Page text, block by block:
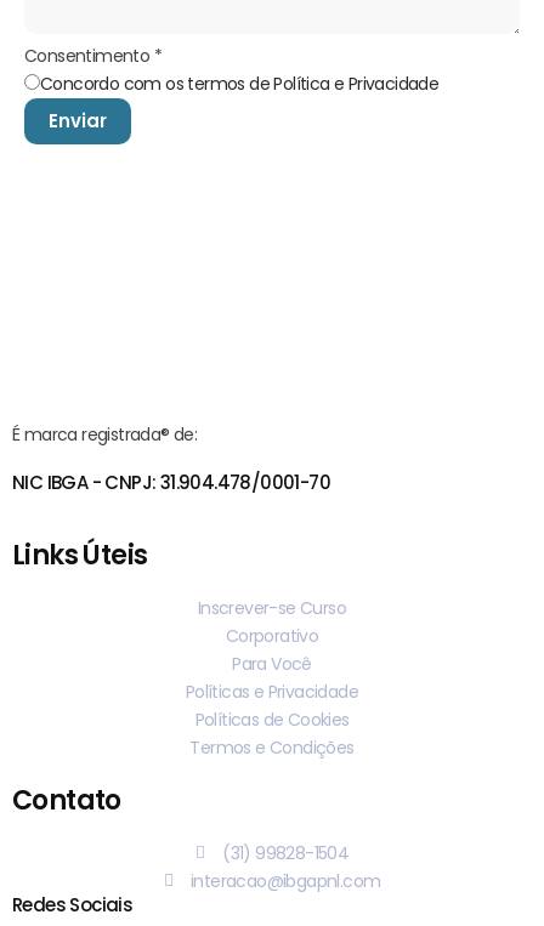
Consentimento *
Concordo com os termos de Política e Privacidade
Enviar
É marca registrada® de:
NIC IBGA - CNPJ: 31.904.478/0001-70
Links Úteis
Inscrever-se Curso
Corporativo
Para Você
Políticas e Privacidade
Políticas de Cookies
Termos e Condições
Contato
(31) 99828-1504
interacao@ibgapnl.com
Redes Sociais